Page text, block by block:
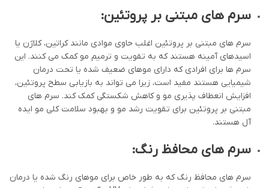
سرم های مبتنی بر پروتئین:
سرم های مبتنی بر پروتئین اغلب حاوی موادی مانند کراتین، کلاژن یا
اسیدهای آمینه هستند که به تقویت و ترمیم مو کمک می کنند. این
سرم ها برای افرادی که دارای موهای ضعیف شده یا تحت درمان
شیمیایی هستند مفید است، زیرا می تواند به بازیابی سطح پروتئین،
افزایش انعطاف پذیری مو و کاهش شکستگی کمک کند. سرم های
مبتنی بر پروتئین برای تقویت رشد مو و بهبود سلامت کلی مو ایده
آل هستند.
سرم های محافظ رنگ:
سرم های محافظ رنگ که به طور خاص برای موهای رنگ شده یا درمان